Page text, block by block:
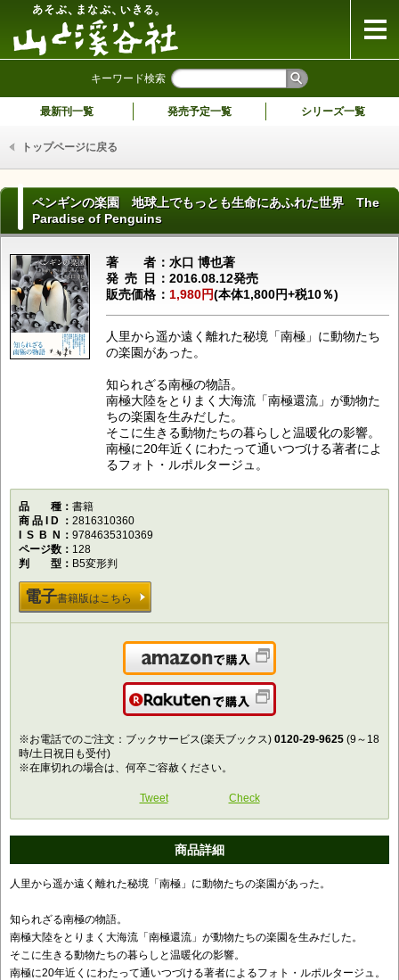
キーワード検索
最新刊一覧 発売予定一覧 シリーズ一覧
トップページに戻る
ペンギンの楽園 地球上でもっとも生命にあふれた世界 The
Paradise of Penguins
著者水口 博也著
発売日 2016.08.12発売
販売価格
1,980円(本体1,800円+税10％)
人里から遥か遠く離れた秘境「南極」に動物たち
の楽園があった。
知られざる南極の物語。
南極大陸をとりまく大海流「南極還流」が動物た
ちの楽園を生みだした。
そこに生きる動物たちの暮らしと温暖化の影響。
南極に20年近くにわたって通いつづける著者によ
るフォト・ルポルタージュ。
品種書籍
商品ID
2816310360
ISBN
9784635310369
ページ数
128
判型B5変形判
電子書籍版はこちら
Amazonで購入
楽天で購入
※お電話でのご注文：ブックサービス(楽天ブックス) 0120-29-9625 (9～18
時/土日祝日も受付)
※在庫切れの場合は、何卒ご容赦ください。
Tweet Check
商品詳細
人里から遥か遠く離れた秘境「南極」に動物たちの楽園があった。
知られざる南極の物語。
南極大陸をとりまく大海流「南極還流」が動物たちの楽園を生みだした。
そこに生きる動物たちの暮らしと温暖化の影響。
南極に20年近くにわたって通いつづける著者によるフォト・ルポルタージュ。